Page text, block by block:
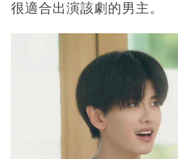
很適合出演該劇的男主。